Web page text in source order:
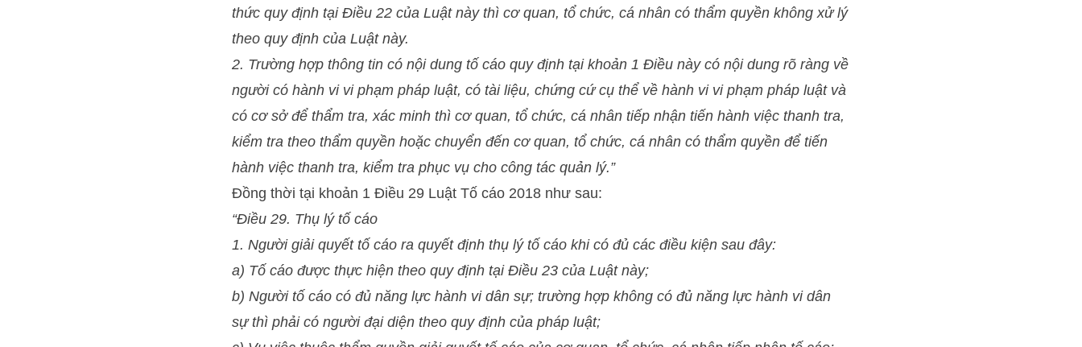
thức quy định tại Điều 22 của Luật này thì cơ quan, tổ chức, cá nhân có thẩm quyền không xử lý
theo quy định của Luật này.
2. Trường hợp thông tin có nội dung tố cáo quy định tại khoản 1 Điều này có nội dung rõ ràng về
người có hành vi vi phạm pháp luật, có tài liệu, chứng cứ cụ thể về hành vi vi phạm pháp luật và
có cơ sở để thẩm tra, xác minh thì cơ quan, tổ chức, cá nhân tiếp nhận tiến hành việc thanh tra,
kiểm tra theo thẩm quyền hoặc chuyển đến cơ quan, tổ chức, cá nhân có thẩm quyền để tiến
hành việc thanh tra, kiểm tra phục vụ cho công tác quản lý.”
Đồng thời tại khoản 1 Điều 29 Luật Tố cáo 2018 như sau:
“Điều 29. Thụ lý tố cáo
1. Người giải quyết tố cáo ra quyết định thụ lý tố cáo khi có đủ các điều kiện sau đây:
a) Tố cáo được thực hiện theo quy định tại Điều 23 của Luật này;
b) Người tố cáo có đủ năng lực hành vi dân sự; trường hợp không có đủ năng lực hành vi dân
sự thì phải có người đại diện theo quy định của pháp luật;